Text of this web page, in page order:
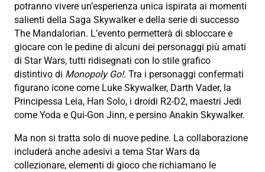
potranno vivere un’esperienza unica ispirata ai momenti
salienti della Saga Skywalker e della serie di successo
The Mandalorian. L’evento permetterà di sbloccare e
giocare con le pedine di alcuni dei personaggi più amati
di Star Wars, tutti ridisegnati con lo stile grafico
distintivo di Monopoly Go!. Tra i personaggi confermati
figurano icone come Luke Skywalker, Darth Vader, la
Principessa Leia, Han Solo, i droidi R2-D2, maestri Jedi
come Yoda e Qui-Gon Jinn, e persino Anakin Skywalker.
Ma non si tratta solo di nuove pedine. La collaborazione
includerà anche adesivi a tema Star Wars da
collezionare, elementi di gioco che richiamano le